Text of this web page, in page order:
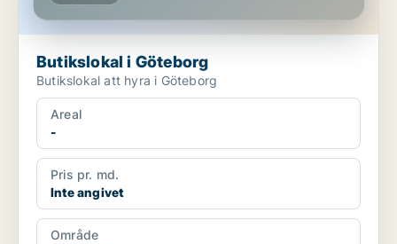
Butikslokal i Göteborg
Butikslokal att hyra i Göteborg
Areal
-
Pris pr. md.
Inte angivet
Område